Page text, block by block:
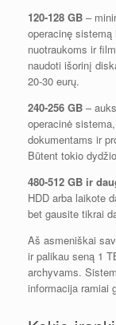
120-128 GB –
operacinę
nuotraukoms ir
naudoti išorinį
20-30 eurų.
240-256 GB –
operacinė
dokumentams ir
Būtent tokio
480-512 GB ir
HDD arba laikote
bet gausite tikrai
Aš asmeniškai
ir palikau seną 1
archyvams.
informacija ramiai